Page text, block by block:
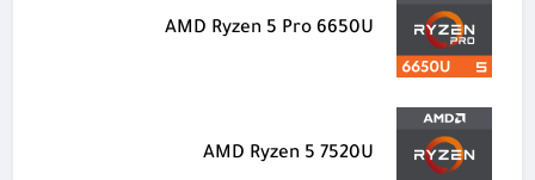
AMD Ryzen 5 Pro 6650U
AMD Ryzen 5 7520U